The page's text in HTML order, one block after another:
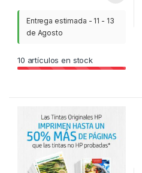
Entrega estimada - 11 - 13
de Agosto
10 artículos en stock